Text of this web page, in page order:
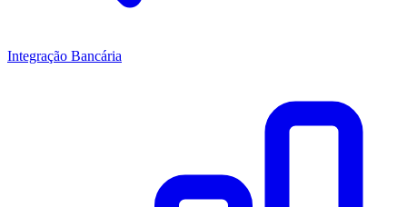
Integração Bancária